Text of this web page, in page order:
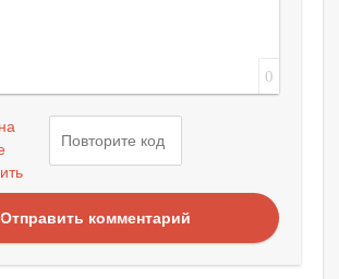
0
Отправить комментарий